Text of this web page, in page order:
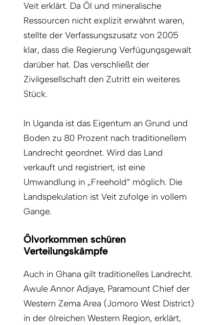
Veit erklärt. Da Öl und mineralische
Ressourcen nicht explizit erwähnt waren,
stellte der Verfassungszusatz von 2005
klar, dass die Regierung Verfügungsgewalt
darüber hat. Das verschließt der
Zivilgesellschaft den Zutritt ein weiteres
Stück.
In Uganda ist das Eigentum an Grund und
Boden zu 80 Prozent nach traditionellem
Landrecht geordnet. Wird das Land
verkauft und registriert, ist eine
Umwandlung in „Freehold“ möglich. Die
Landspekulation ist Veit zufolge in vollem
Gange.
Ölvorkommen schüren
Verteilungskämpfe
Auch in Ghana gilt traditionelles Landrecht.
Awule Annor Adjaye, Paramount Chief der
Western Zema Area (Jomoro West District)
in der ölreichen Western Region, erklärt,